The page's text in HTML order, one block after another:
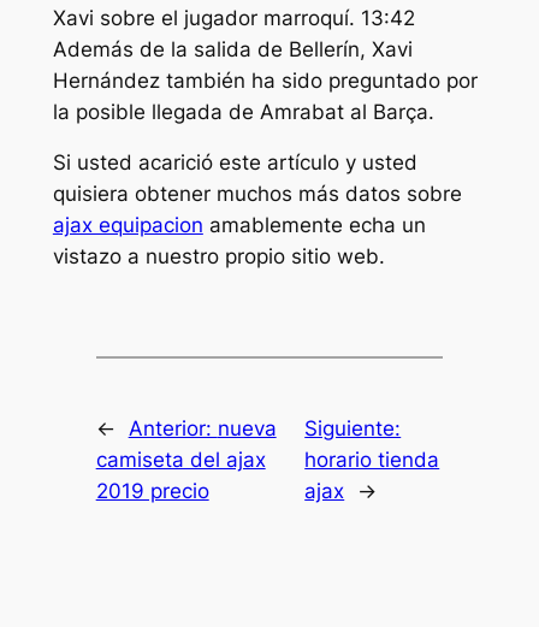
Xavi sobre el jugador marroquí. 13:42
Además de la salida de Bellerín, Xavi
Hernández también ha sido preguntado por
la posible llegada de Amrabat al Barça.
Si usted acarició este artículo y usted
quisiera obtener muchos más datos sobre
ajax equipacion amablemente echa un
vistazo a nuestro propio sitio web.
← Anterior: nueva
camiseta del ajax
2019 precio
Siguiente:
horario tienda
ajax
→